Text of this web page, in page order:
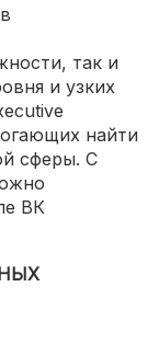
так и
и узких
найти
сферы. С
ВК